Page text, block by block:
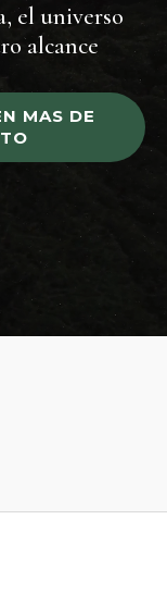
el universo
alcance
MAS DE